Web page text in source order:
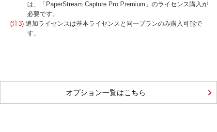
は、「PaperStream Capture Pro Premium」のライセンス購入が
必要です。
(注3) 追加ライセンスは基本ライセンスと同一プランのみ購入可能で
す。
オプション一覧はこちら